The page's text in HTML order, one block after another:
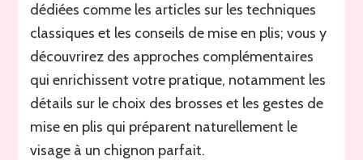
dédiées comme les articles sur les techniques
classiques et les conseils de mise en plis; vous y
découvrirez des approches complémentaires
qui enrichissent votre pratique, notamment les
détails sur le choix des brosses et les gestes de
mise en plis qui préparent naturellement le
visage à un chignon parfait.